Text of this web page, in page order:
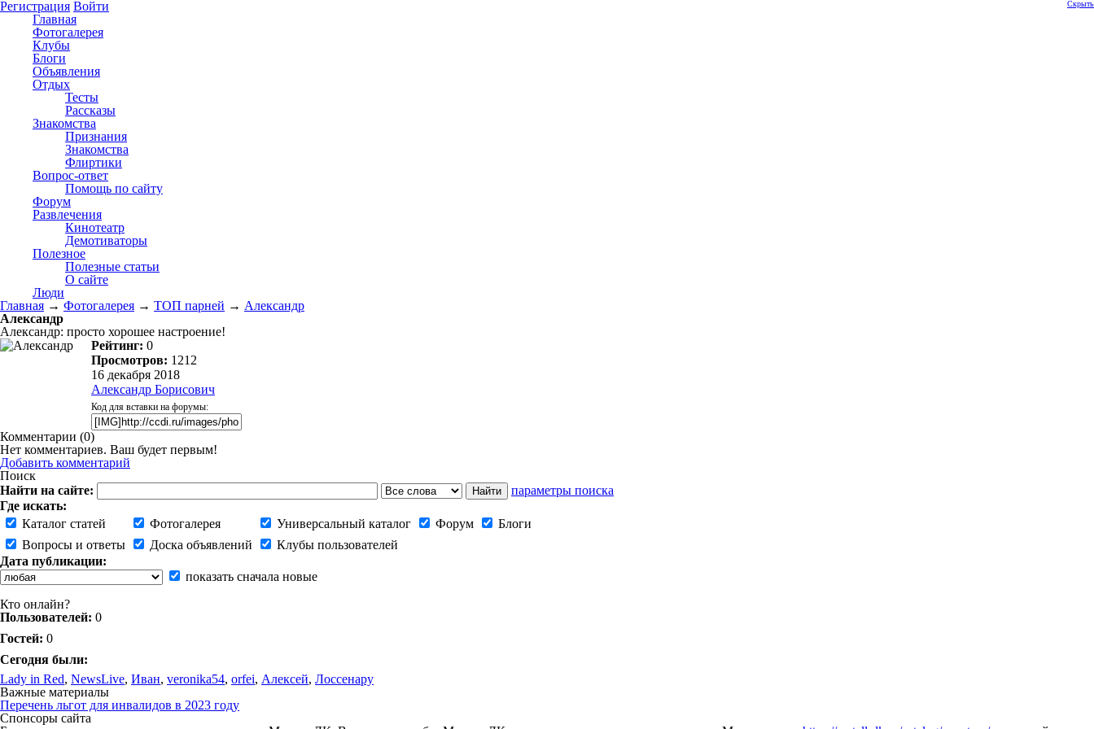
Регистрация Войти
Главная
Фотогалерея
Клубы
Блоги
Объявления
Отдых
Тесты
Рассказы
Знакомства
Признания
Знакомства
Флиртики
Вопрос-ответ
Помощь по сайту
Форум
Развлечения
Кинотеатр
Демотиваторы
Полезное
Полезные статьи
О сайте
Люди
Главная → Фотогалерея → ТОП парней → Александр
Александр
Александр: просто хорошее настроение!
Рейтинг: 0
Просмотров: 1212
16 декабря 2018
Александр Борисович
Код для вставки на форумы:
Комментарии (0)
Нет комментариев. Ваш будет первым!
Добавить комментарий
Поиск
Найти на сайте:
параметры поиска
Где искать:
Каталог статей
Фотогалерея Универсальный каталог Форум
Блоги
Вопросы и ответы
Доска объявлений
Клубы пользователей
Дата публикации:
показать сначала новые
Скрыть
Кто онлайн?
Пользователей: 0
Гостей: 0
Сегодня были:
Lady in Red, NewsLive, Иван, veronika54, orfei, Алексей, Лоссенару
Важные материалы
Перечень льгот для инвалидов в 2023 году
Спонсоры сайта